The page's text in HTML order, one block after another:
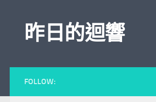
昨日的迴響
FOLLOW: